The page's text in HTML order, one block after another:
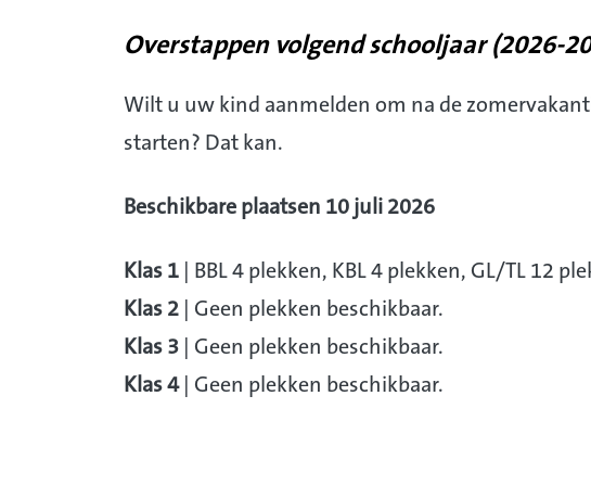
Overstappen volgend schooljaar (2026-
Wilt u uw kind aanmelden om na de
starten? Dat kan.
Beschikbare plaatsen 10 juli 2026
Klas 1 | BBL 4 plekken, KBL 4 plekken, GL/TL 12
Klas 2
| Geen plekken beschikbaar.
Klas 3 | Geen plekken beschikbaar.
Klas 4| Geen plekken beschikbaar.